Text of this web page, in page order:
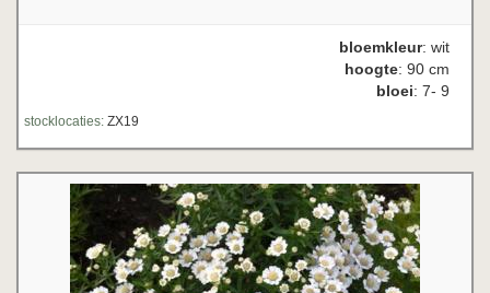
bloemkleur: wit
hoogte: 90 cm
bloei: 7- 9
stocklocaties: ZX19